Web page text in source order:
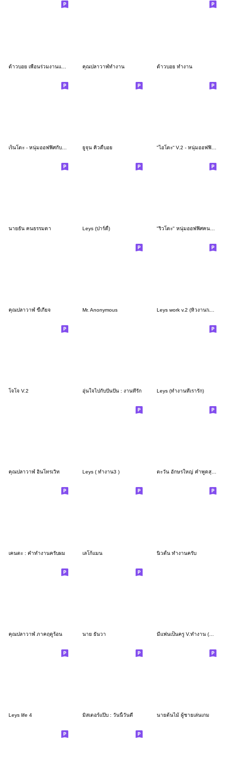
คุณปลาวาฬทำงาน ต้าวบอย ทำงาน
ยูจุน คิวตี้บอย
นายธัน คนธรรมดา Leys (ปาร์ตี้) "ริวโตะ" หนุ่มออฟฟิศคนขยัน
คุณปลาวาฬ ขี้เกียจ Mr. Anonymous Leys work v.2 (หิวงาน!เอางานมาอีก)
โจโจ V.2 อุ่นใจไปกับปันปัน : งานที่รัก Leys (ทำงานที่เรารัก)
คุณปลาวาฬ อินโทรเวิท Leys ( ทำงาน3 ) ตะวัน อักษรใหญ่ คำพูดสุภาพสำหรับการทำงาน
เคนตะ : คำทำงานครับผม เลโก้แมน นิวตั้น ทำงานครับ
คุณปลาวาฬ ภาคฤดูร้อน นาย ธันวา มีแฟนเป็นครู V.ทำงาน (ผู้ชาย)
Leys life 4 มิสเตอร์แป๊บ : วันนี้วันดี นายต้นไม้ ผู้ชายเล่นเกม